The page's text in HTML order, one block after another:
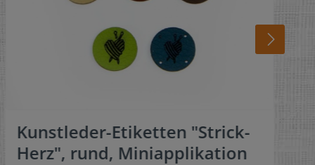
Kunstleder-Etiketten "Strick-
Herz", rund, Miniapplikation